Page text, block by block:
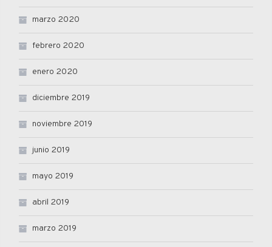
marzo 2020
febrero 2020
enero 2020
diciembre 2019
noviembre 2019
junio 2019
mayo 2019
abril 2019
marzo 2019